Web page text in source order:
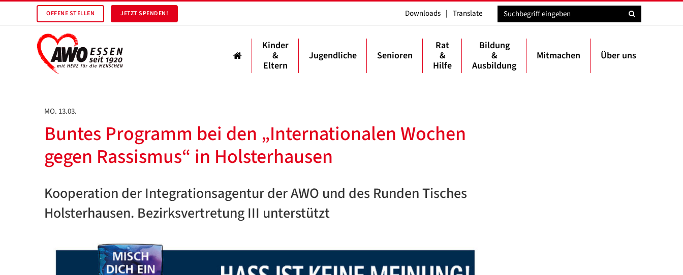
OFFENE STELLEN JETZT SPENDEN! Downloads | Translate
Kinder
&
Eltern
Jugendliche Senioren
Rat
&
Hilfe
Bildung
&
Ausbildung
Mitmachen Über uns
MO. 13.03.
Buntes Programm bei den „Internationalen Wochen
gegen Rassismus“ in Holsterhausen
Kooperation der Integrationsagentur der AWO und des Runden Tisches
Holsterhausen. Bezirksvertretung III unterstützt